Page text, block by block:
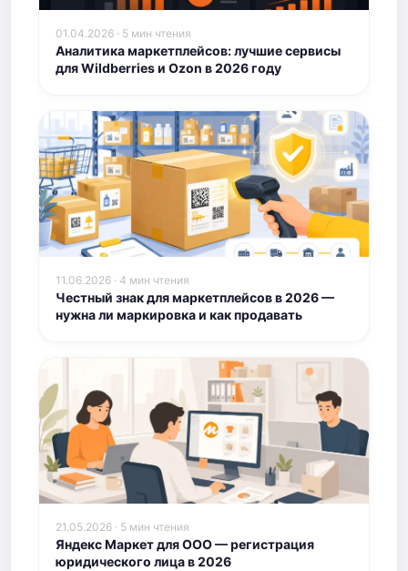
01.04.2026 · 5 мин чтения
Аналитика маркетплейсов: лучшие сервисы
для Wildberries и Ozon в 2026 году
11.06.2026 · 4 мин чтения
Честный знак для маркетплейсов в 2026 —
нужна ли маркировка и как продавать
21.05.2026 · 5 мин чтения
Яндекс Маркет для ООО — регистрация
юридического лица в 2026